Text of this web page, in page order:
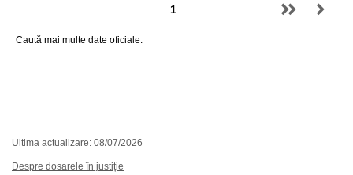
Caută mai multe date oficiale:
Ultima actualizare: 08/07/2026
Despre dosarele în justiție